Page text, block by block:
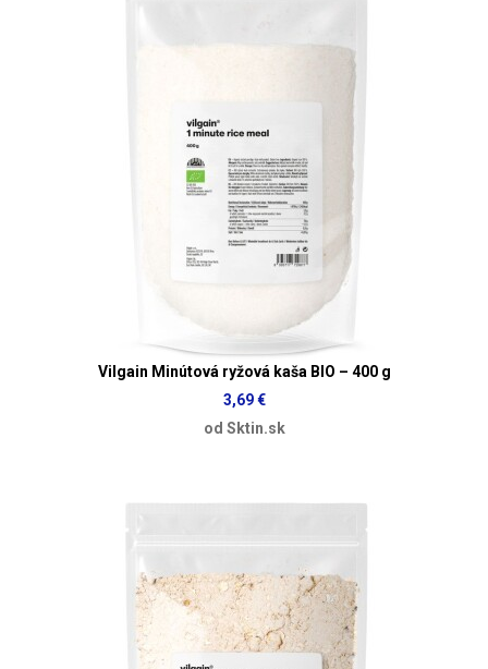
Vilgain Minútová ryžová kaša BIO – 400 g
3,69 €
od Sktin.sk